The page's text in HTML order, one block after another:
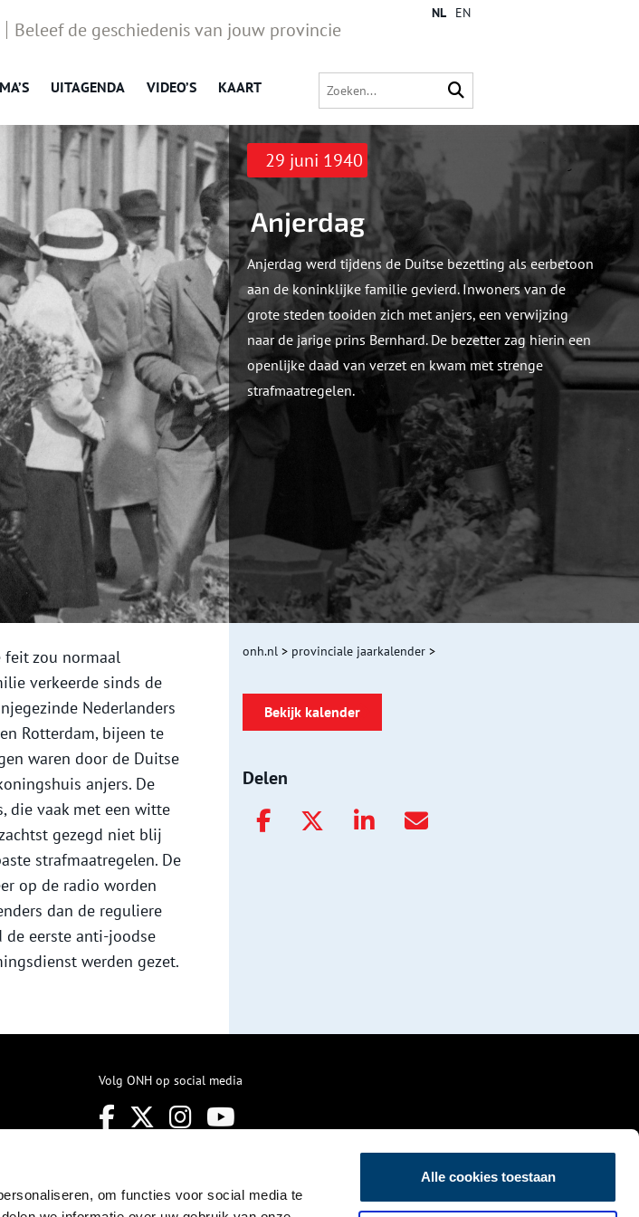
om functies voor social media te
Alle cookies toestaan
Beleef de geschiedenis van jouw provincie
UITAGENDA VIDEO’S KAART
NL EN
29 juni 1940
Anjerdag
Anjerdag werd tijdens de Duitse bezetting als eerbetoon
aan de koninklijke familie gevierd. Inwoners van de
grote steden tooiden zich met anjers, een verwijzing
naar de jarige prins Bernhard. De bezetter zag hierin een
openlijke daad van verzet en kwam met strenge
strafmaatregelen.
zou normaal
verkeerde sinds de
Nederlanders
Rotterdam, bijeen te
waren door de Duitse
anjers. De
die vaak met een witte
gezegd niet blij
strafmaatregelen. De
op de radio worden
dan de reguliere
de eerste anti-joodse
werden gezet.
onh.nl > provinciale jaarkalender >
Bekijk kalender
Delen
Volg ONH op social media